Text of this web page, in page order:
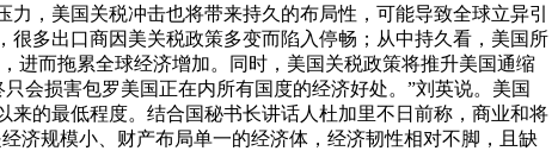
，美国关税冲击也将带来持久的布局性，可能导致全球立异引
多出口商因美关税政策多变而陷入停畅；从中持久看，美国所
进而拖累全球经济增加。同时，美国关税政策将推升美国通缩
会损害包罗美国正在内所有国度的经济好处。”刘英说。美国
的最低程度。结合国秘书长讲话人杜加里不日前称，商业和将
济规模小、财产布局单一的经济体，经济韧性相对不脚，且缺